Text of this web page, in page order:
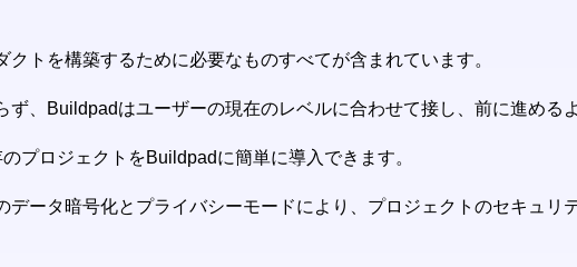
トを構築するために必要なものすべてが含まれています。
、Buildpadはユーザーの現在のレベルに合わせて接し、前に進める
プロジェクトをBuildpadに簡単に導入できます。
ータ暗号化とプライバシーモードにより、プロジェクトのセキュリ